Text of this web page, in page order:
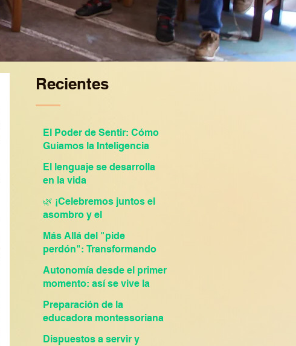
Recientes
El Poder de Sentir: Cómo
Guiamos la Inteligencia
Montessori
El lenguaje se desarrolla
en la vida
🌿 ¡Celebremos juntos el
asombro y el
Feria de Ciencias!
Más Allá del "pide
perdón": Transformando
oportunidades de
crecimiento
Autonomía desde el primer
momento: así se vive la
en nuestra escuela
Preparación de la
educadora montessoriana
Dispuestos a servir y